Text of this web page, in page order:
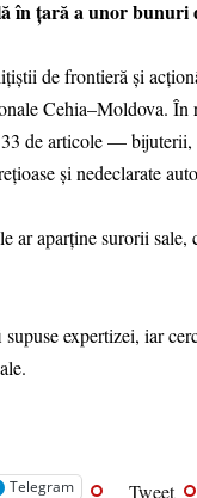
în țară a unor bunuri
de frontieră și
Cehia–Moldova.
de articole —
și nedeclarate
ar aparține surorii
expertizei, iar
Telegram Tweet